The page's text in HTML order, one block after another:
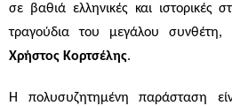
σε βαθιά ελληνικές και ιστορικές
τραγούδια του μεγάλου
Χρήστος Κορτσέλης.
Η πολυσυζητημένη παράσταση